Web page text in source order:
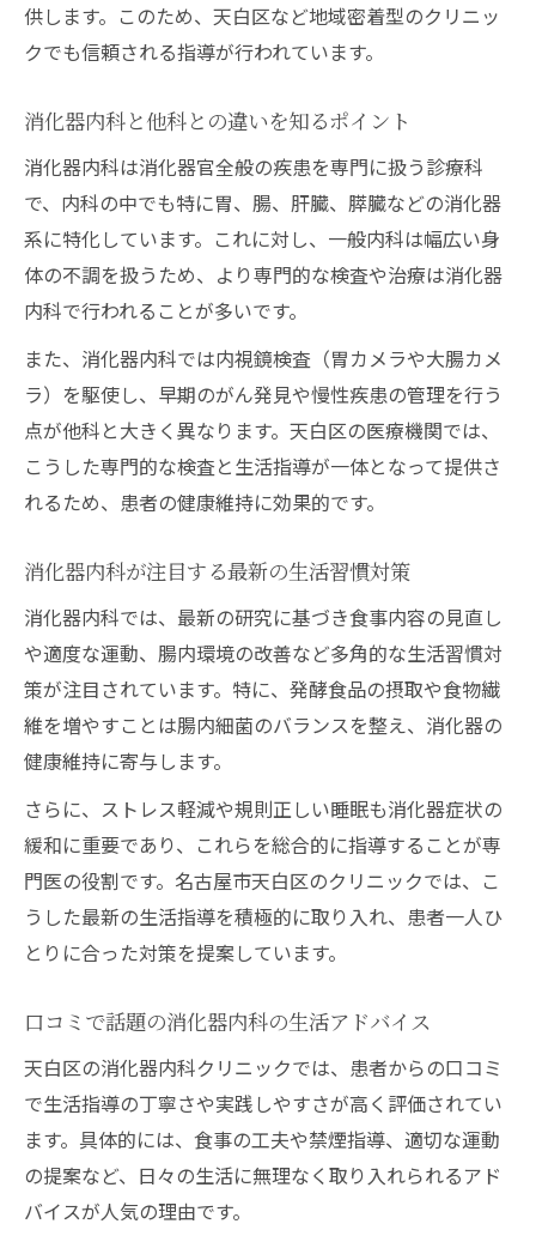
供します。このため、天白区など地域密着型のクリニッ
クでも信頼される指導が行われています。
消化器内科と他科との違いを知るポイント
消化器内科は消化器官全般の疾患を専門に扱う診療科
で、内科の中でも特に胃、腸、肝臓、膵臓などの消化器
系に特化しています。これに対し、一般内科は幅広い身
体の不調を扱うため、より専門的な検査や治療は消化器
内科で行われることが多いです。
また、消化器内科では内視鏡検査（胃カメラや大腸カメ
ラ）を駆使し、早期のがん発見や慢性疾患の管理を行う
点が他科と大きく異なります。天白区の医療機関では、
こうした専門的な検査と生活指導が一体となって提供さ
れるため、患者の健康維持に効果的です。
消化器内科が注目する最新の生活習慣対策
消化器内科では、最新の研究に基づき食事内容の見直し
や適度な運動、腸内環境の改善など多角的な生活習慣対
策が注目されています。特に、発酵食品の摂取や食物繊
維を増やすことは腸内細菌のバランスを整え、消化器の
健康維持に寄与します。
さらに、ストレス軽減や規則正しい睡眠も消化器症状の
緩和に重要であり、これらを総合的に指導することが専
門医の役割です。名古屋市天白区のクリニックでは、こ
うした最新の生活指導を積極的に取り入れ、患者一人ひ
とりに合った対策を提案しています。
口コミで話題の消化器内科の生活アドバイス
天白区の消化器内科クリニックでは、患者からの口コミ
で生活指導の丁寧さや実践しやすさが高く評価されてい
ます。具体的には、食事の工夫や禁煙指導、適切な運動
の提案など、日々の生活に無理なく取り入れられるアド
バイスが人気の理由です。